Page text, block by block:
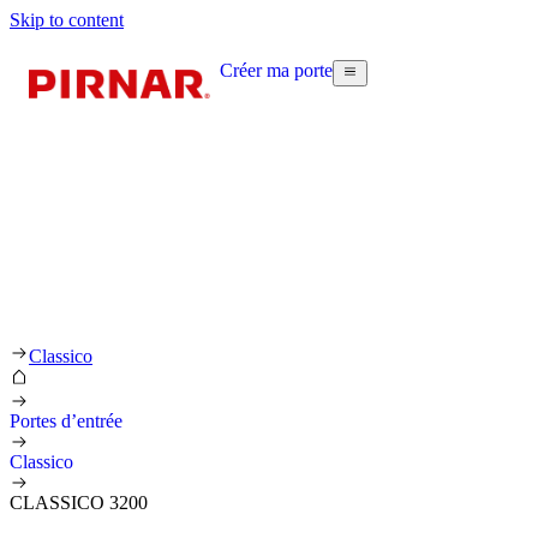
Skip to content
Créer ma porte
Classico
Portes d’entrée
Classico
CLASSICO 3200